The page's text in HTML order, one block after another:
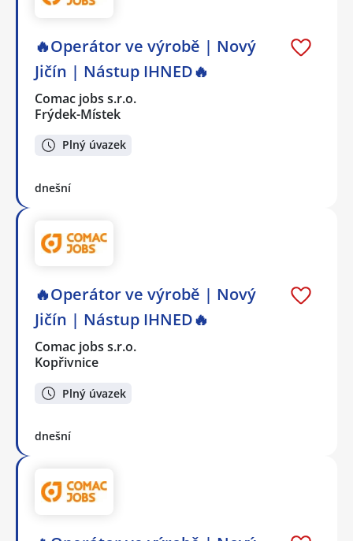
🔥Operátor ve výrobě | Nový
Jičín | Nástup IHNED🔥
Comac jobs s.r.o.
Frýdek-Místek
Plný úvazek
dnešní
🔥Operátor ve výrobě | Nový
Jičín | Nástup IHNED🔥
Comac jobs s.r.o.
Kopřivnice
Plný úvazek
dnešní